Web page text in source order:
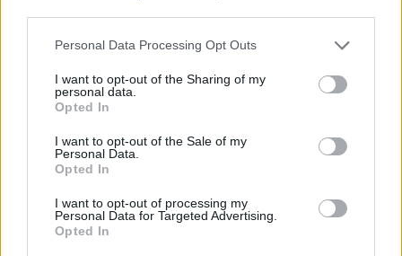
Please note that this website/app uses one or more Google
not limited to your visit or usage behaviour. You may click to
grant or deny consent to Google and its third-party tags to
use your data for below specified purposes in below Google
consent section.
Personal Data Processing Opt Outs
I want to opt-out of the Sharing of my
personal data.
Opted In
I want to opt-out of the Sale of my
Personal Data.
Opted In
I want to opt-out of processing my
Personal Data for Targeted Advertising.
Opted In
infrastrutture non comportano solo sfide tecniche, ma anche
questioni politiche e di comunicazione.
Perdita di fiducia o incidente isolato?
Anche se fortunatamente il deragliamento non ha provocato
fiducia del pubblico. Incidenti come questo rendono difficile
mantenere l’immagine di un sistema completamente sicuro e
affidabile.
Il prossimo periodo sarà cruciale per determinare se le autorità
saranno in grado di indagare sull’incidente in modo
trasparente e di fornire risposte chiare alle domande emerse.